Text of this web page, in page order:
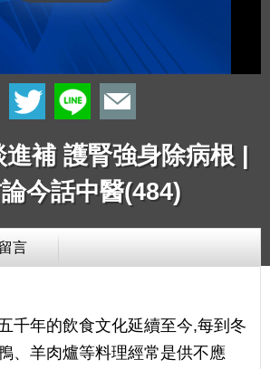
補 護腎強身除病根 |
今話中醫(484)
留言
千年的飲食文化延續至今,每到冬
、羊肉爐等料理經常是供不應